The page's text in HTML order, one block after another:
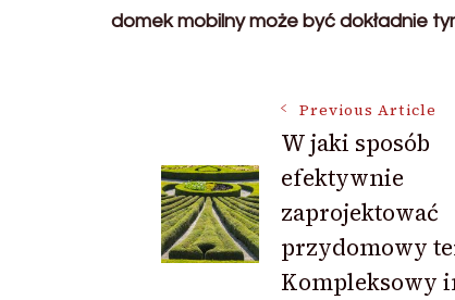
domek mobilny może być dokładnie
Navigation
Previous Article
W jaki sposób
efektywnie
zaprojektować
przydomowy
Kompleksowy